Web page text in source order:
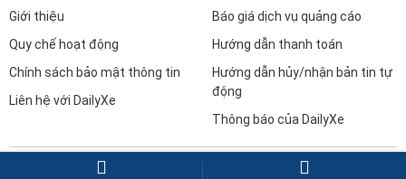
Liên hệ với DailyXe
động
Thông báo của DailyXe
DAILYXE - MUA BÁN XE Ô TÔ
Hotline: 0899.49.04.07
Email kinh doanh: sales@dailyxe.com.vn